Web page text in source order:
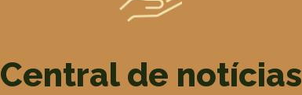
Central de notícias